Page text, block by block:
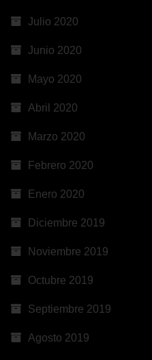
Julio 2020
Junio 2020
Mayo 2020
Abril 2020
Marzo 2020
Febrero 2020
Enero 2020
Diciembre 2019
Noviembre 2019
Octubre 2019
Septiembre 2019
Agosto 2019